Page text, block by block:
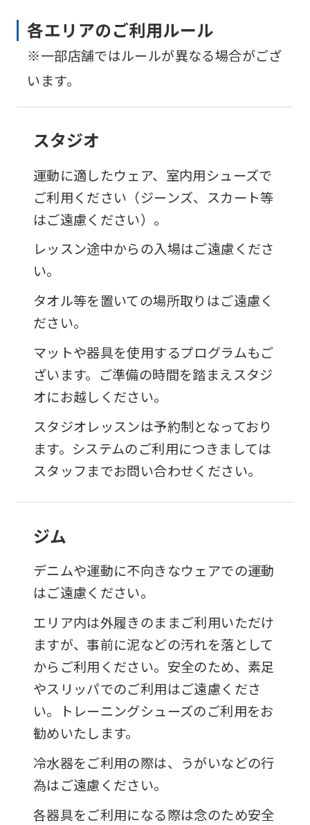
各エリアのご利用ルール
※一部店舗ではルールが異なる場合がござ
います。
スタジオ
運動に適したウェア、室内用シューズで
ご利用ください（ジーンズ、スカート等
はご遠慮ください）。
レッスン途中からの入場はご遠慮くださ
い。
タオル等を置いての場所取りはご遠慮く
ださい。
マットや器具を使用するプログラムもご
ざいます。ご準備の時間を踏まえスタジ
オにお越しください。
スタジオレッスンは予約制となっており
ます。システムのご利用につきましては
スタッフまでお問い合わせください。
ジム
デニムや運動に不向きなウェアでの運動
はご遠慮ください。
エリア内は外履きのままご利用いただけ
ますが、事前に泥などの汚れを落として
からご利用ください。安全のため、素足
やスリッパでのご利用はご遠慮くださ
い。トレーニングシューズのご利用をお
勧めいたします。
冷水器をご利用の際は、うがいなどの行
為はご遠慮ください。
各器具をご利用になる際は念のため安全